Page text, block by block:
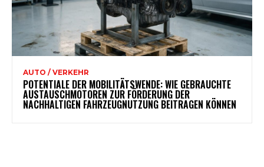
AUTO / VERKEHR
POTENTIALE DER MOBILITÄTSWENDE: WIE GEBRAUCHTE
AUSTAUSCHMOTOREN ZUR FÖRDERUNG DER
NACHHALTIGEN FAHRZEUGNUTZUNG BEITRAGEN KÖNNEN